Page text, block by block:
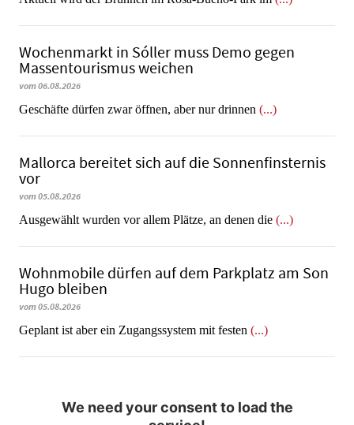
Wochenmarkt in Sóller muss Demo gegen
Massentourismus weichen
vom 06.08.2026
Geschäfte dürfen zwar öffnen, aber nur drinnen (...)
Mallorca bereitet sich auf die Sonnenfinsternis
vor
vom 05.08.2026
Ausgewählt wurden vor allem Plätze, an denen die (...)
Wohnmobile dürfen auf dem Parkplatz am Son
Hugo bleiben
vom 05.08.2026
Geplant ist aber ein Zugangssystem mit festen (...)
We need your consent to load the